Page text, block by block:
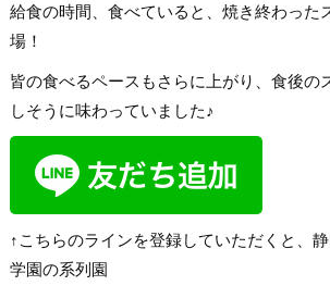
給食の時間、食べていると、焼き終わった
場！
皆の食べるペースもさらに上がり、食後の
しそうに味わっていました♪
↑こちらのラインを登録していただくと、
学園の系列園